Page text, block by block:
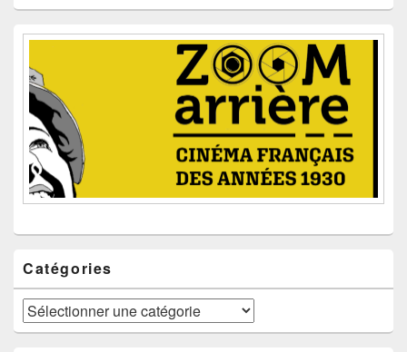
Catégories
Catégories